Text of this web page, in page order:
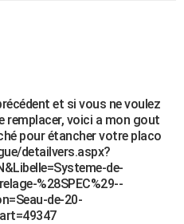
et si vous ne voulez
remplacer, voici a mon gout
pour étancher votre placo
detailvers.aspx?
de-
%28SPEC%29--
de-20-